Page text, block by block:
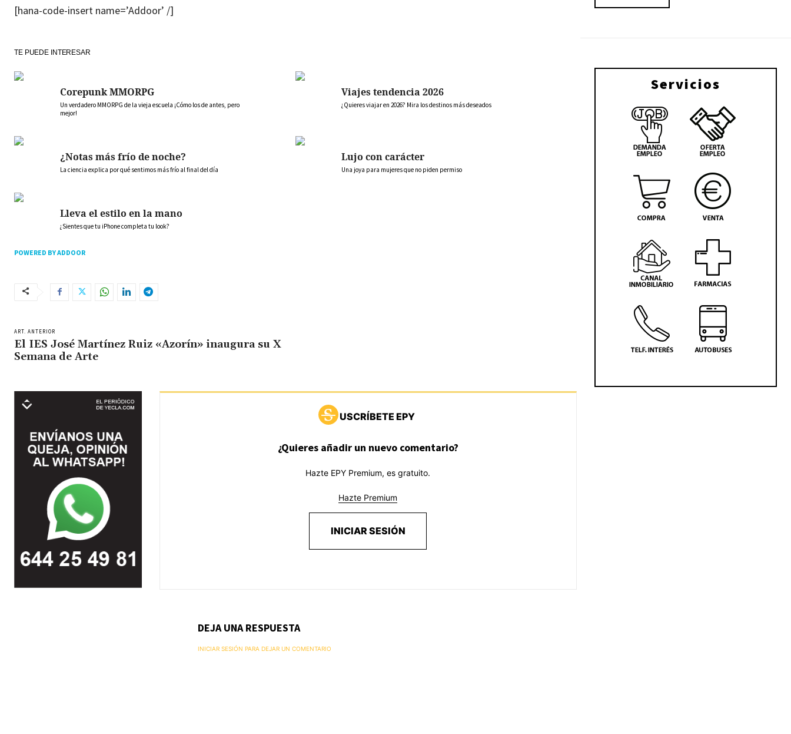
[hana-code-insert name=’Addoor’ /]
TE PUEDE INTERESAR
Corepunk MMORPG
Un verdadero MMORPG de la vieja escuela ¡Cómo los de antes, pero
mejor!
Viajes tendencia 2026
¿Quieres viajar en 2026? Mira los destinos más deseados
¿Notas más frío de noche?
La ciencia explica por qué sentimos más frío al final del día
Lujo con carácter
Una joya para mujeres que no piden permiso
Lleva el estilo en la mano
¿Sientes que tu iPhone completa tu look?
POWERED BY ADDOOR
ART. ANTERIOR
El IES José Martínez Ruiz «Azorín» inaugura su X
Semana de Arte
USCRÍBETE EPY
¿Quieres añadir un nuevo comentario?
Hazte EPY Premium, es gratuito.
Hazte Premium
INICIAR SESIÓN
DEJA UNA RESPUESTA
INICIAR SESIÓN PARA DEJAR UN COMENTARIO
Servicios